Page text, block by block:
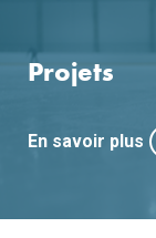
Projets
En savoir plus